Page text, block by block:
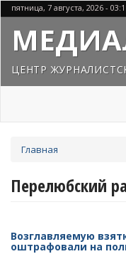
Перейти
к
основному
содержанию
пятница, 7 августа, 2026 -
ЦЕНТР
здесь
Главная
Перелюбский
Возглавляемую
оштрафовали на